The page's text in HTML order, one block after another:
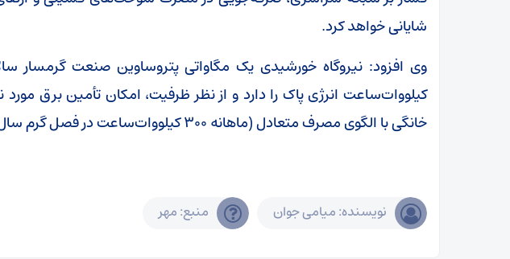
شایانی خواهد کرد.
وی افزود: نیروگاه خورشیدی یک مگاواتی پتروساوین صنعت گرمسار
کیلووات‌ساعت انرژی پاک را دارد و از نظر ظرفیت، امکان تأمین برق
خانگی با الگوی مصرف متعادل (ماهانه ۳۰۰ کیلووات‌ساعت در فصل گرم سال) را فراهم می‌کند.
نویسنده: میامی جوان منبع: مهر